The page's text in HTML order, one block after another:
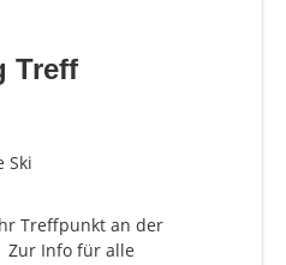
Treff
Ski
Treffpunkt an der
Zur Info für alle